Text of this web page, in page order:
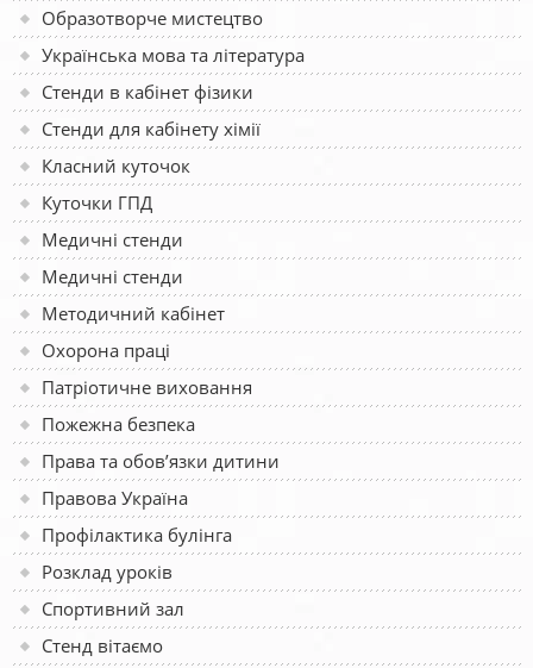
Образотворче мистецтво
Українська мова та література
Стенди в кабінет фізики
Стенди для кабінету хімії
Класний куточок
Куточки ГПД
Медичні стенди
Медичні стенди
Методичний кабінет
Охорона праці
Патріотичне виховання
Пожежна безпека
Права та обов’язки дитини
Правова Україна
Профілактика булінга
Розклад уроків
Спортивний зал
Стенд вітаємо